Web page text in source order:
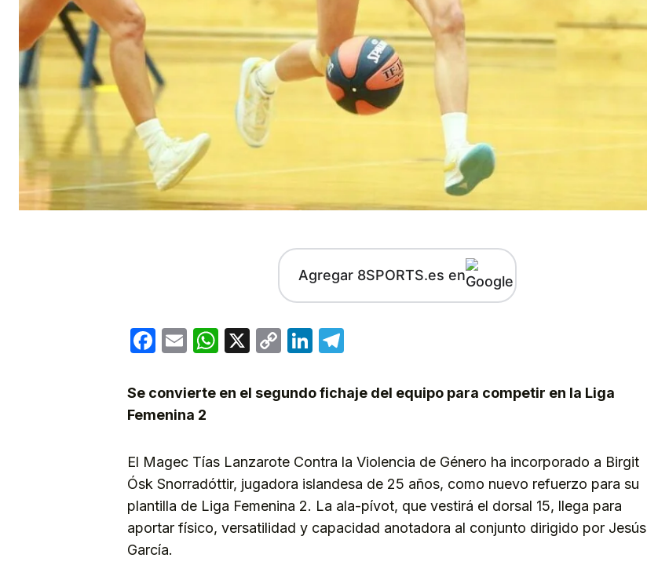
Agregar 8SPORTS.es en
Facebook
EmailWhatsApp
X
CopyLinkedIn
Se convierte en el segundo fichaje del equipo para competir en la Liga
Femenina 2
El Magec Tías Lanzarote Contra la Violencia de Género ha incorporado a Birgit
Ósk Snorradóttir, jugadora islandesa de 25 años, como nuevo refuerzo para su
plantilla de Liga Femenina 2. La ala-pívot, que vestirá el dorsal 15, llega para
aportar físico, versatilidad y capacidad anotadora al conjunto dirigido por Jesús
García.